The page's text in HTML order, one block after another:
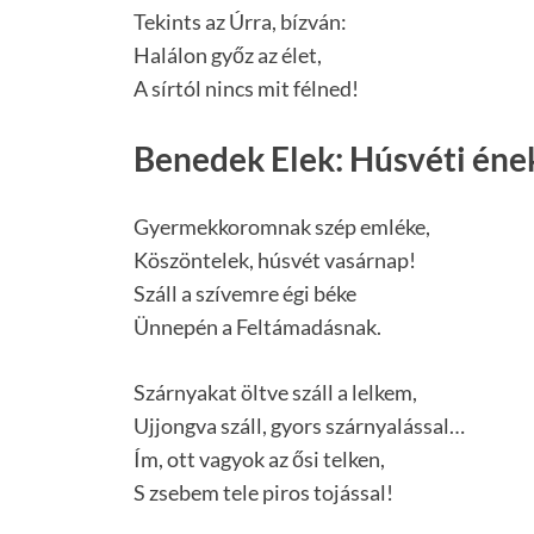
Tekints az Úrra, bízván:
Halálon győz az élet,
A sírtól nincs mit félned!
Benedek Elek: Húsvéti
Gyermekkoromnak szép emléke,
Köszöntelek, húsvét vasárnap!
Száll a szívemre égi béke
Ünnepén a Feltámadásnak.
Szárnyakat öltve száll a lelkem,
Ujjongva száll, gyors szárnyalással…
Ím, ott vagyok az ősi telken,
S zsebem tele piros tojással!